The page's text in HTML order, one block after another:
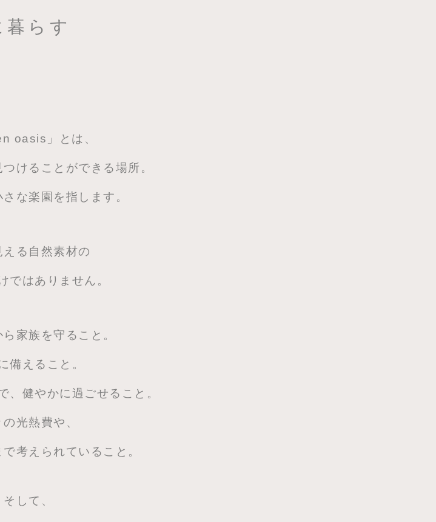
暮らす
oasis」とは、
けることができる場所。
な楽園を指します。
える自然素材の
ではありません。
家族を守ること。
備えること。
、健やかに過ごせること。
の光熱費や、
考えられていること。
そして、